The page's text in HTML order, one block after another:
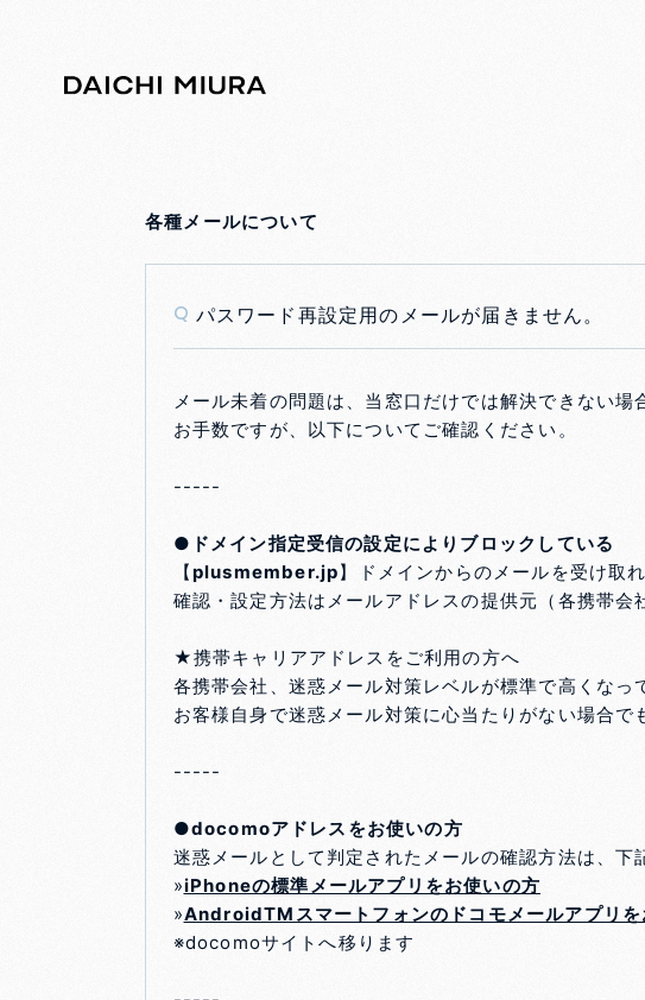
各種メールについて
Q パスワード再設定用のメールが届きません。
メール未着の問題は、当窓口だけでは解決できない場
お手数ですが、以下についてご確認ください。
-----
●ドメイン指定受信の設定によりブロックしている
【plusmember.jp】ドメインからのメールを受け取
確認・設定方法はメールアドレスの提供元（各携帯会
★携帯キャリアアドレスをご利用の方へ
各携帯会社、迷惑メール対策レベルが標準で高くな
お客様自身で迷惑メール対策に心当たりがない場合で
-----
●docomoアドレスをお使いの方
迷惑メールとして判定されたメールの確認方法は、下
»iPhoneの標準メールアプリをお使いの方
»AndroidTMスマートフォンのドコモメールアプリを
※docomoサイトへ移ります